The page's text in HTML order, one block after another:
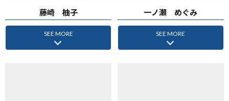
藤崎 柚子
SEE MORE
一ノ瀬 めぐみ
SEE MORE